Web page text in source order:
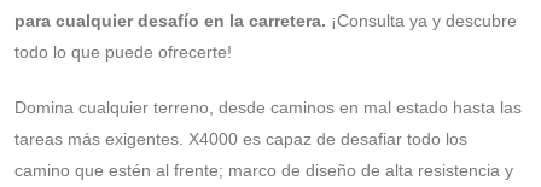
para cualquier desafío en la carretera. ¡Consulta ya y descubre
todo lo que puede ofrecerte!
Domina cualquier terreno, desde caminos en mal estado hasta las
tareas más exigentes. X4000 es capaz de desafiar todo los
camino que estén al frente; marco de diseño de alta resistencia y